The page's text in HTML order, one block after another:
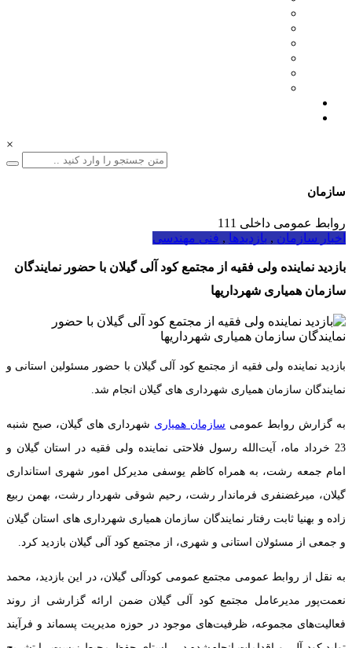
×
سازمان
روابط عمومی داخلی 111
اخبار سازمان , بازدیدها , فنی مهندسی
بازدید نماینده ولی فقیه از مجتمع کود آلی گیلان با حضور نمایندگان
سازمان همیاری شهرداریها
بازدید نماینده ولی فقیه از مجتمع کود آلی گیلان با حضور مسئولین استانی و
نمایندگان سازمان همیاری شهرداری های گیلان انجام شد.
به گزارش روابط عمومی سازمان همیاری شهرداری های گیلان، صبح شنبه
23 خرداد ماه، آیت‌الله رسول فلاحتی نماینده ولی فقیه در استان گیلان و
امام جمعه رشت، به همراه کاظم یوسفی مدیرکل امور شهری استانداری
گیلان، میرغضنفری فرماندار رشت، رحیم شوقی شهردار رشت، بهمن ربیع
زاده و بهنیا ثابت رفتار نمایندگان سازمان همیاری شهرداری های استان گیلان
و جمعی از مسئولان استانی و شهری، از مجتمع کود آلی گیلان بازدید کرد.
به نقل از روابط عمومی مجتمع عمومی کودآلی گیلان، در این بازدید، محمد
نعمت‌پور مدیرعامل مجتمع کود آلی گیلان ضمن ارائه گزارشی از روند
فعالیت‌های مجموعه، ظرفیت‌های موجود در حوزه مدیریت پسماند و فرآیند